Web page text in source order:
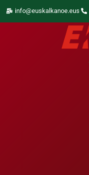
info@euskalkanoe.eus